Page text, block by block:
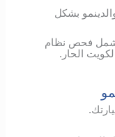
بشكل
تشمل فحص نظام
الحار.